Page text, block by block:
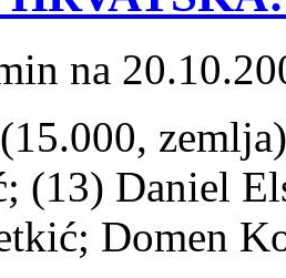
na
(13) Daniel
Domen